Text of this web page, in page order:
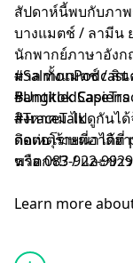
สัปดาห์นี้พบกับภา
บางแมตช์ / ลามีน
นักพากย์ภาษาอังก
มาล ทั้งแมตช์ / สิน
Bangkok
สิงหาคม ไปดูกันได้
ก่อเหตุร้ายที่อากิฮ
ฆาตกร!? / และข่า
#TraceTalk
----
ติดต่อโฆษณาได้ที่
หรือ 083-922-
Learn more